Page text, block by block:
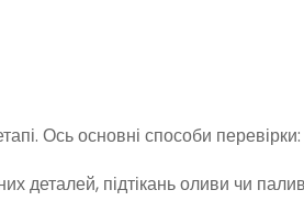
Ось основні способи перевірки:
деталей, підтікань оливи чи